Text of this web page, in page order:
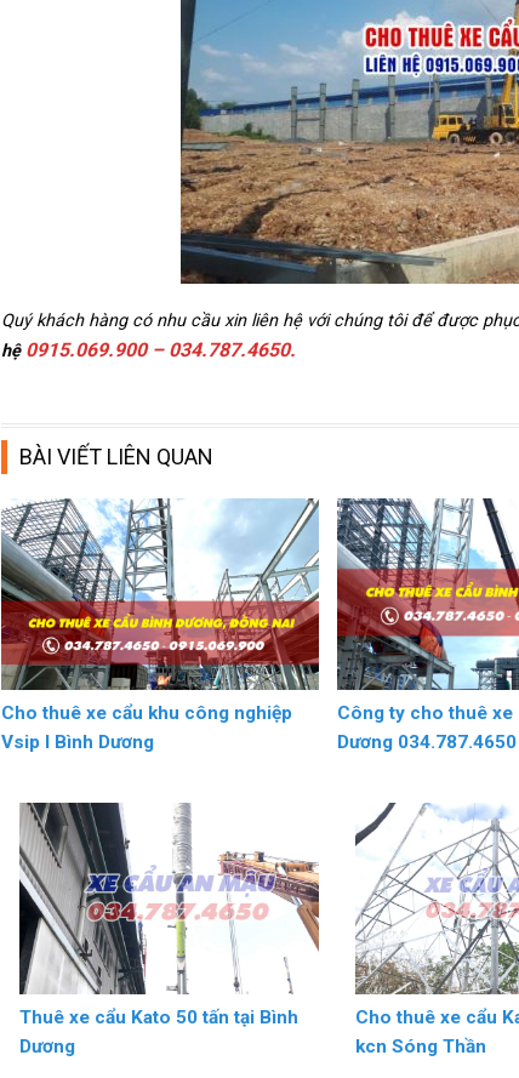
Quý khách hàng có nhu cầu xin liên hệ với chúng tôi để được
hệ 0915.069.900 – 034.787.4650.
BÀI VIẾT LIÊN QUAN
Cho thuê xe cẩu khu công nghiệp
Vsip I Bình Dương
Công ty cho thuê xe
Dương 034.787.4650
Thuê xe cẩu Kato 50 tấn tại Bình
Dương
Cho thuê xe cẩu
kcn Sóng Thần